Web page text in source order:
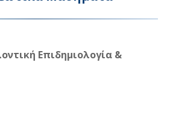
Επιδημιολογία &